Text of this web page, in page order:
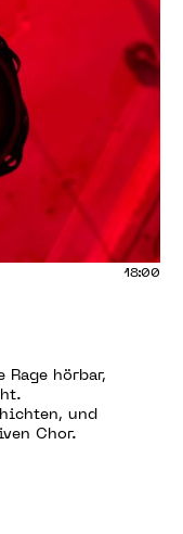
18:00
hörbar,
und
Chor.